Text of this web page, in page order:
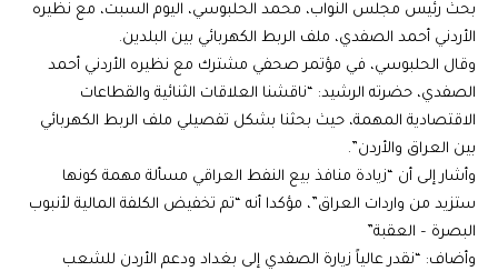
بحث رئيس مجلس النواب، محمد الحلبوسي، اليوم السبت، مع نظيره
الأردني أحمد الصفدي، ملف الربط الكهربائي بين البلدين.
وقال الحلبوسي، في مؤتمر صحفي مشترك مع نظيره الأردني أحمد
الصفدي، حضرته الرشيد: “ناقشنا العلاقات الثنائية والقطاعات
الاقتصادية المهمة، حيث بحثنا بشكل تفصيلي ملف الربط الكهربائي
بين العراق والأردن”.
وأشار إلى أن “زيادة منافذ بيع النفط العراقي مسألة مهمة كونها
ستزيد من واردات العراق”، مؤكدا أنه “تم تخفيض الكلفة المالية لأنبوب
البصرة – العقبة”
وأضاف: “نقدر عالياً زيارة الصفدي إلى بغداد ودعم الأردن للشعب